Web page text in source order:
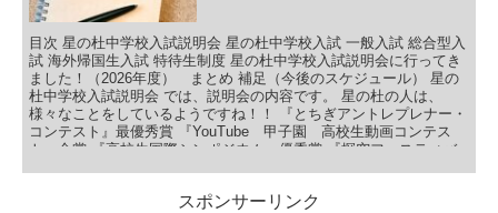
で『アカデミックマインド』という言葉が出てきました。 『自分で
問いを立て、その問いに対して仮説を立て、その仮説を検証する』
昨年、宇短附の高校一年生に講演会・ワークショップを行っていた
ようです。
目次 星の杜中学校入試説明会 星の杜中学校入試 一般入試 総合型入
試 海外帰国生入試 特待生制度 星の杜中学校入試説明会に行ってき
ました！（2026年度） まとめ 補足（今後のスケジュール） 星の
杜中学校入試説明会 では、説明会の内容です。 星の杜の人は、
様々なことをしているようですね！！ 『とちぎアントレプレナー・
コンテスト』最優秀賞 『YouTube 甲子園 高校生動画コンテス
ト』金賞 『高校生国際シンポジウム』優秀賞 『探究フェスティバ
います。 なんか全然聞いたことがなかったものばかりですが、ネッ
スポンサーリンク